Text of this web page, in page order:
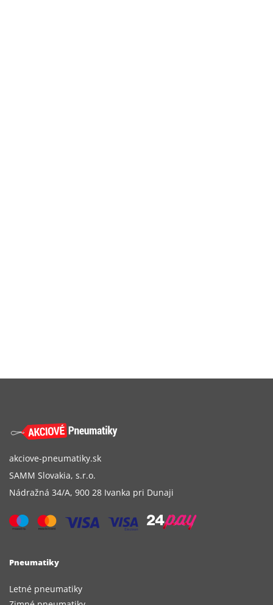
akciove-pneumatiky.sk
SAMM Slovakia, s.r.o.
Nádražná 34/A, 900 28 Ivanka pri Dunaji
Pneumatiky
Letné pneumatiky